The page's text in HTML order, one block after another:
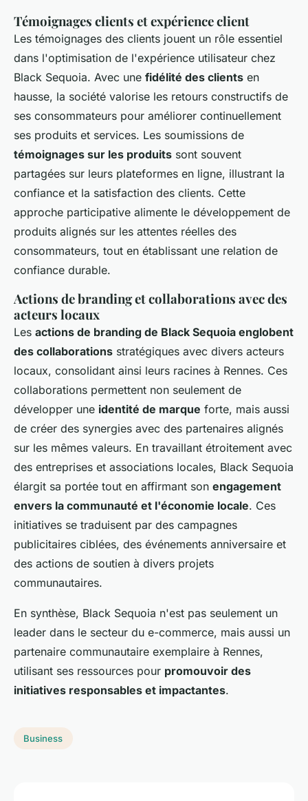
Témoignages clients et expérience client
Les témoignages des clients jouent un rôle essentiel
dans l'optimisation de l'expérience utilisateur chez
Black Sequoia. Avec une fidélité des clients en
hausse, la société valorise les retours constructifs de
ses consommateurs pour améliorer continuellement
ses produits et services. Les soumissions de
témoignages sur les produits sont souvent
partagées sur leurs plateformes en ligne, illustrant la
confiance et la satisfaction des clients. Cette
approche participative alimente le développement de
produits alignés sur les attentes réelles des
consommateurs, tout en établissant une relation de
confiance durable.
Actions de branding et collaborations avec des
acteurs locaux
Les actions de branding de Black Sequoia englobent
des collaborations stratégiques avec divers acteurs
locaux, consolidant ainsi leurs racines à Rennes. Ces
collaborations permettent non seulement de
développer une identité de marque forte, mais aussi
de créer des synergies avec des partenaires alignés
sur les mêmes valeurs. En travaillant étroitement avec
des entreprises et associations locales, Black Sequoia
élargit sa portée tout en affirmant son engagement
envers la communauté et l'économie locale. Ces
initiatives se traduisent par des campagnes
publicitaires ciblées, des événements anniversaire et
des actions de soutien à divers projets
communautaires.
En synthèse, Black Sequoia n'est pas seulement un
leader dans le secteur du e-commerce, mais aussi un
partenaire communautaire exemplaire à Rennes,
utilisant ses ressources pour promouvoir des
initiatives responsables et impactantes.
Business